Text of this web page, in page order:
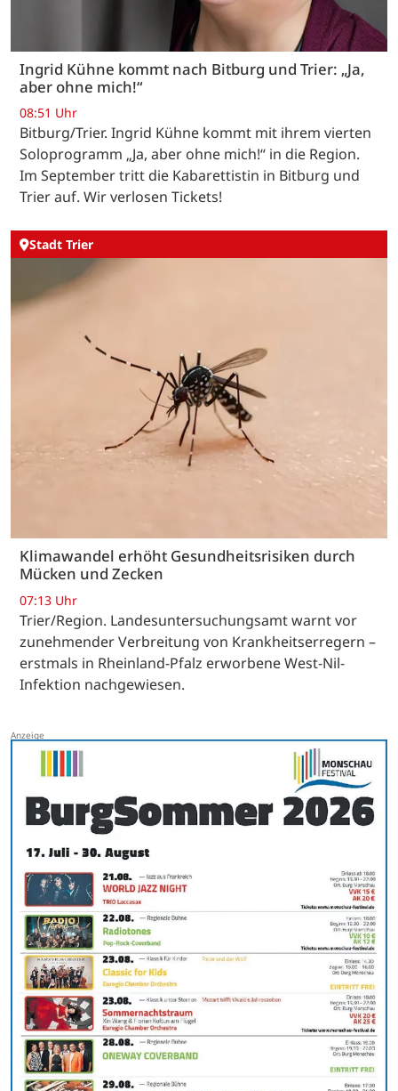
Ingrid Kühne kommt nach Bitburg und Trier: „Ja,
aber ohne mich!“
08:51 Uhr
Bitburg/Trier. Ingrid Kühne kommt mit ihrem vierten
Soloprogramm „Ja, aber ohne mich!“ in die Region.
Im September tritt die Kabarettistin in Bitburg und
Trier auf. Wir verlosen Tickets!
Stadt Trier
Klimawandel erhöht Gesundheitsrisiken durch
Mücken und Zecken
07:13 Uhr
Trier/Region. Landesuntersuchungsamt warnt vor
zunehmender Verbreitung von Krankheitserregern –
erstmals in Rheinland-Pfalz erworbene West-Nil-
Infektion nachgewiesen.